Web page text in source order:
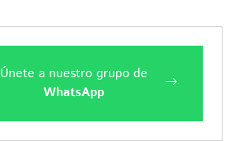
Únete a nuestro grupo de
WhatsApp